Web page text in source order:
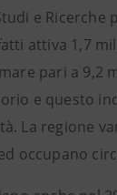
e
attiva 1,7
pari a 9,2
e questo
La regione
occupano